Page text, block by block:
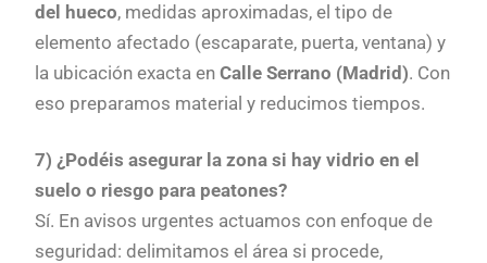
del hueco, medidas aproximadas, el tipo de
elemento afectado (escaparate, puerta, ventana) y
la ubicación exacta enCalle Serrano (Madrid). Con
eso preparamos material y reducimos tiempos.
7) ¿Podéis asegurar la zona si hay vidrio en el
suelo o riesgo para peatones?
Sí. En avisos urgentes actuamos con enfoque de
seguridad: delimitamos el área si procede,